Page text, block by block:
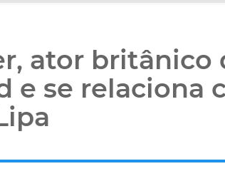
ator britânico
e se relaciona